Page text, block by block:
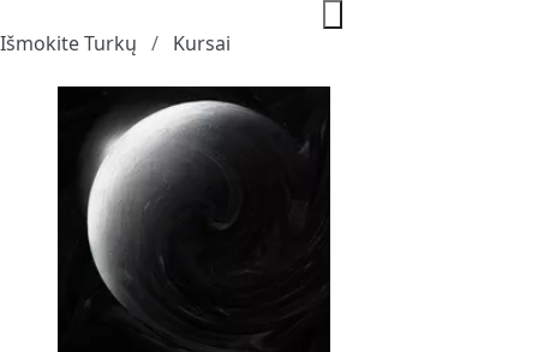
Išmokite Turkų Kursai